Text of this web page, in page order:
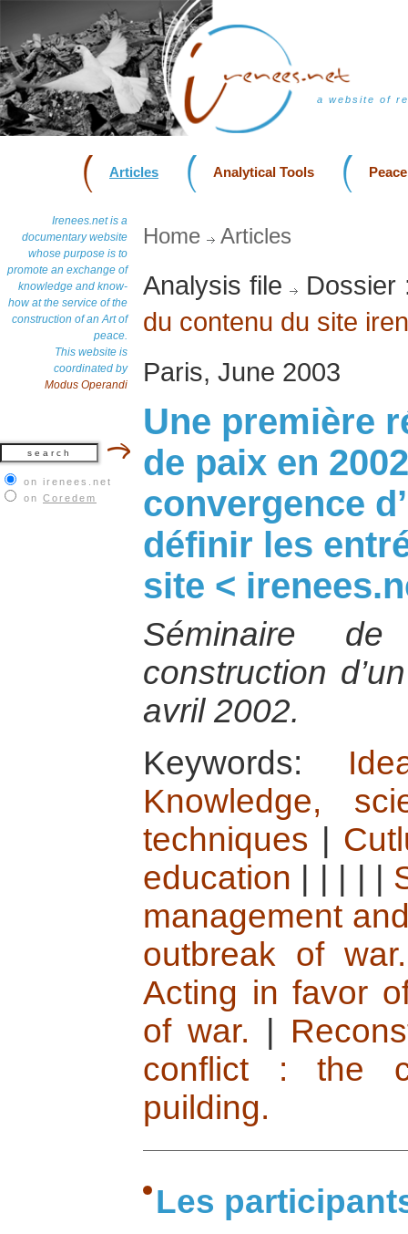
a website of
Articles Analytical Tools
Irenees.net is a
documentary website
whose purpose is to
promote an exchange of
knowledge and know-
how at the service of the
construction of an Art of
peace.
This website is
coordinated by
Modus Operandi
on irenees.net
on Coredem
Home Articles
Analysis file
du contenu du site
Paris, June 2003
Une première
de paix en
convergence
définir les
site <
Séminaire
construction
avril 2002.
Keywords:
Knowledge,
techniques
education
management
outbreak of war.
Acting in favor
of war.
conflict : the
puilding.
Les